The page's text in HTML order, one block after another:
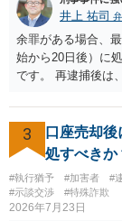
井上 祐司
余罪がある場合、
始から20日後）に
です。 再逮捕後は
3
口座売却
処すべきか
#執行猶予 #加害者 #
#示談交渉
#特殊詐欺
2026年7月23日